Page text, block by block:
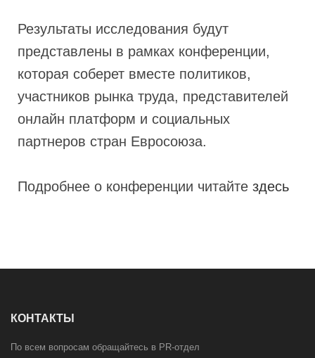
Результаты исследования будут
представлены в рамках конференции,
которая соберет вместе политиков,
участников рынка труда, представителей
онлайн платформ и социальных
партнеров стран Евросоюза.
Подробнее о конференции читайте здесь
КОНТАКТЫ
По всем вопросам обращайтесь в PR-отдел